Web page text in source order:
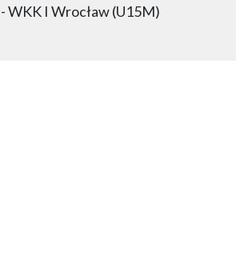
- WKK I Wrocław (U15M)